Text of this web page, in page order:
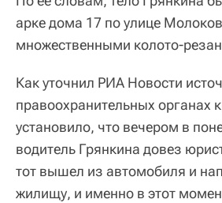
арке дома 17 по улице
множественными колото-
Как уточнил РИА Новости
правоохранительных органах
установило, что вечером в
водитель Грянкина довез
тот вышел из автомобиля и
жилищу, и именно в этот